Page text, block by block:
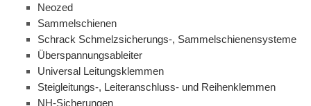
Neozed
Sammelschienen
Schrack Schmelzsicherungs-, Sammelschienensysteme
Überspannungsableiter
Universal Leitungsklemmen
Steigleitungs-, Leiteranschluss- und Reihenklemmen
NH-Sicherungen